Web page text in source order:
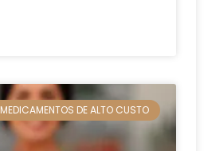
MEDICAMENTOS DE ALTO CUSTO